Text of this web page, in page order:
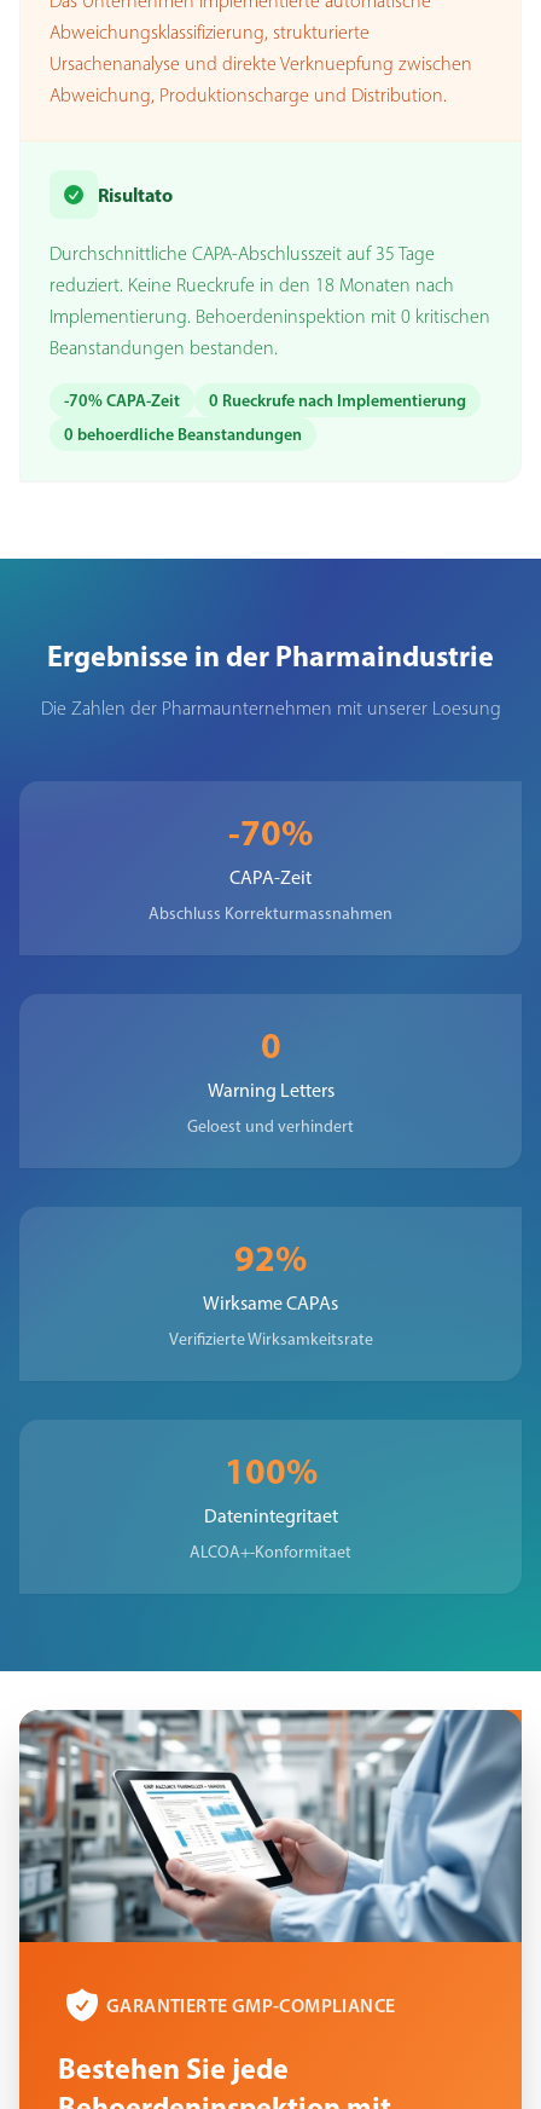
Abweichungsklassifizierung, strukturierte
Ursachenanalyse und direkte Verknuepfung zwischen
Abweichung, Produktionscharge und Distribution.
Risultato
Durchschnittliche CAPA-Abschlusszeit auf 35 Tage
reduziert. Keine Rueckrufe in den 18 Monaten nach
Implementierung. Behoerdeninspektion mit 0 kritischen
Beanstandungen bestanden.
-70% CAPA-Zeit
0 Rueckrufe nach Implementierung
0 behoerdliche Beanstandungen
Ergebnisse in der Pharmaindustrie
Die Zahlen der Pharmaunternehmen mit unserer Loesung
-70%
CAPA-Zeit
Abschluss Korrekturmassnahmen
0
Warning Letters
Geloest und verhindert
92%
Wirksame CAPAs
Verifizierte Wirksamkeitsrate
100%
Datenintegritaet
ALCOA+-Konformitaet
GARANTIERTE GMP-COMPLIANCE
Bestehen Sie jede